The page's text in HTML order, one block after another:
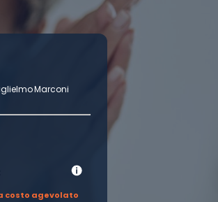
Marconi
costo agevolato